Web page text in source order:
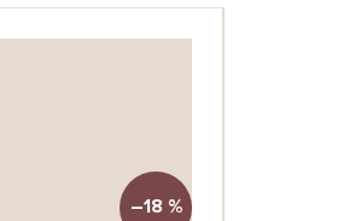
–18 %